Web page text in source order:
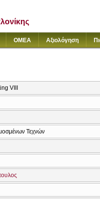
ΟΜΕΑ Αξιολόγηση
VIII
Τεχνών